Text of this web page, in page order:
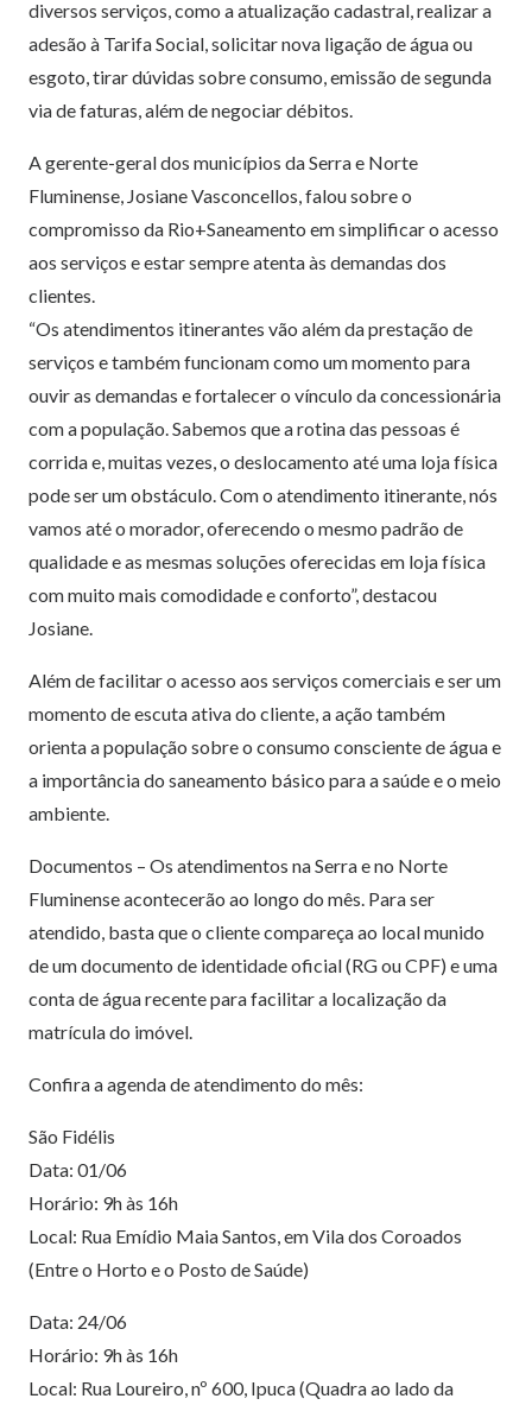
diversos serviços, como a atualização cadastral, realizar a
adesão à Tarifa Social, solicitar nova ligação de água ou
esgoto, tirar dúvidas sobre consumo, emissão de segunda
via de faturas, além de negociar débitos.
A gerente-geral dos municípios da Serra e Norte
Fluminense, Josiane Vasconcellos, falou sobre o
compromisso da Rio+Saneamento em simplificar o acesso
aos serviços e estar sempre atenta às demandas dos
clientes.
“Os atendimentos itinerantes vão além da prestação de
serviços e também funcionam como um momento para
ouvir as demandas e fortalecer o vínculo da concessionária
com a população. Sabemos que a rotina das pessoas é
corrida e, muitas vezes, o deslocamento até uma loja física
pode ser um obstáculo. Com o atendimento itinerante, nós
vamos até o morador, oferecendo o mesmo padrão de
qualidade e as mesmas soluções oferecidas em loja física
com muito mais comodidade e conforto”, destacou
Josiane.
Além de facilitar o acesso aos serviços comerciais e ser um
momento de escuta ativa do cliente, a ação também
orienta a população sobre o consumo consciente de água e
a importância do saneamento básico para a saúde e o meio
ambiente.
Documentos – Os atendimentos na Serra e no Norte
Fluminense acontecerão ao longo do mês. Para ser
atendido, basta que o cliente compareça ao local munido
de um documento de identidade oficial (RG ou CPF) e uma
conta de água recente para facilitar a localização da
matrícula do imóvel.
Confira a agenda de atendimento do mês:
São Fidélis
Data: 01/06
Horário: 9h às 16h
Local: Rua Emídio Maia Santos, em Vila dos Coroados
(Entre o Horto e o Posto de Saúde)
Data: 24/06
Horário: 9h às 16h
Local: Rua Loureiro, nº 600, Ipuca (Quadra ao lado da